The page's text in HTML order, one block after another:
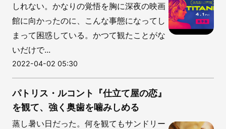
しれない。かなりの覚悟を胸に深夜の映画
館に向かったのに、こんな事態になってし
まって困惑している。かつて観たことがな
いだけで...
2022-04-02 05:30
パトリス・ルコント『仕立て屋の恋』
を観て、強く奥歯を噛みしめる
蒸し暑い日だった。何を観てもサンドリー